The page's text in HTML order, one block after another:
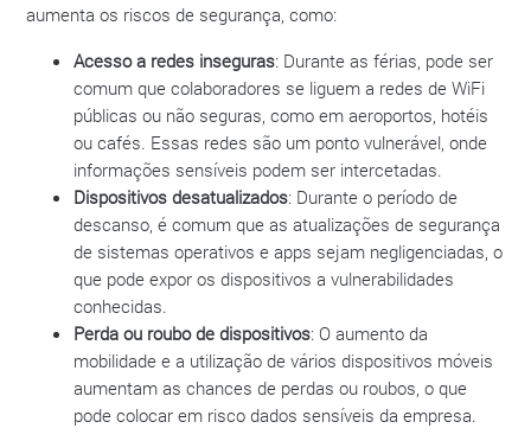
aumenta os riscos de segurança, como:
Acesso a redes inseguras: Durante as férias, pode ser
comum que colaboradores se liguem a redes de WiFi
públicas ou não seguras, como em aeroportos, hotéis
ou cafés. Essas redes são um ponto vulnerável, onde
informações sensíveis podem ser intercetadas.
Dispositivos desatualizados: Durante o período de
descanso, é comum que as atualizações de segurança
de sistemas operativos e apps sejam negligenciadas, o
que pode expor os dispositivos a vulnerabilidades
conhecidas.
Perda ou roubo de dispositivos: O aumento da
mobilidade e a utilização de vários dispositivos móveis
aumentam as chances de perdas ou roubos, o que
pode colocar em risco dados sensíveis da empresa.